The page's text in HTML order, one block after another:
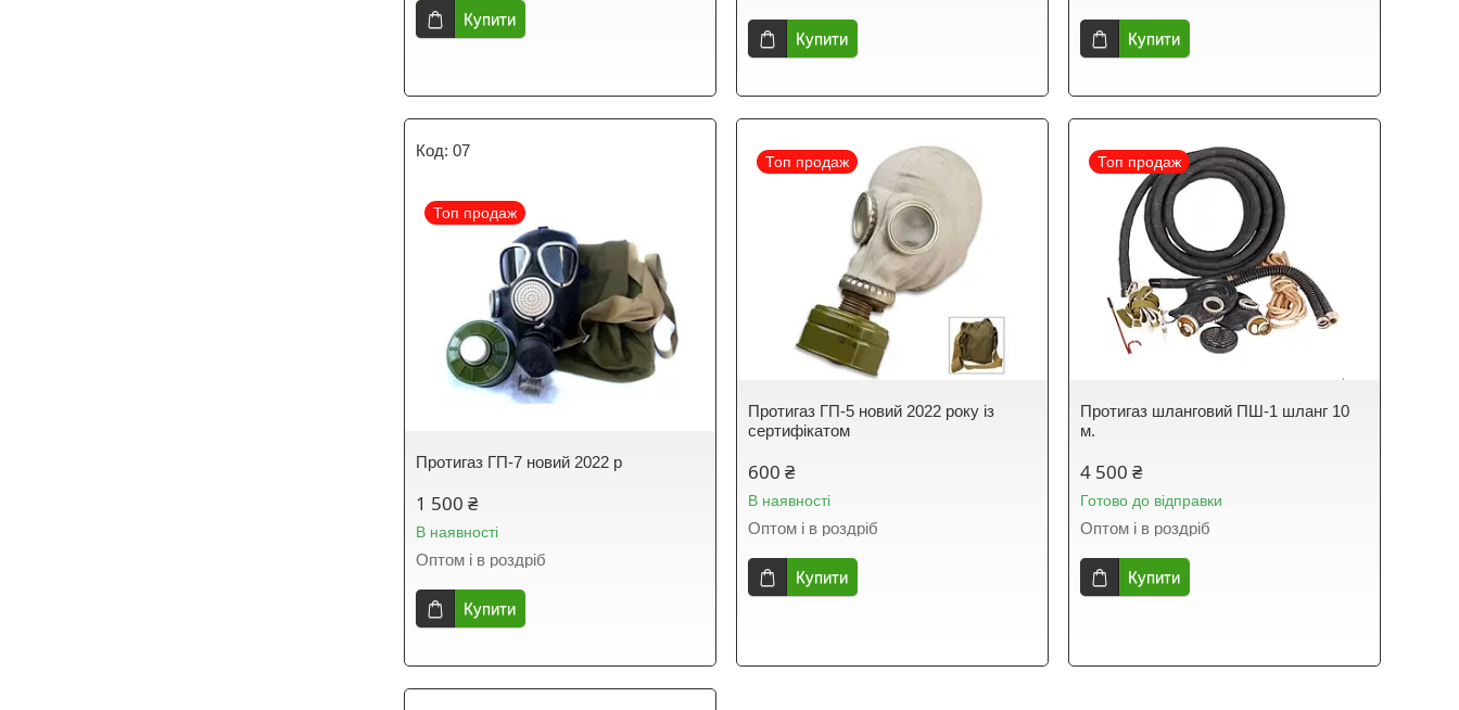
Купити
Купити Купити
07
Топ продаж
Протигаз ГП-7 новий 2022 р
1 500 ₴
В наявності
Оптом і в роздріб
Купити
Топ продаж
Протигаз ГП-5 новий 2022 року із
сертифікатом
600 ₴
В наявності
Оптом і в роздріб
Купити
Топ продаж
Протигаз шланговий ПШ-1 шланг 10
м.
4 500 ₴
Готово до відправки
Оптом і в роздріб
Купити